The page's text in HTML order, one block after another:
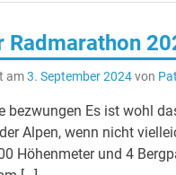
Radmarathon
am3. September 2024von
bezwungen Es ist wohl
Alpen, wenn nicht
Höhenmeter und 4